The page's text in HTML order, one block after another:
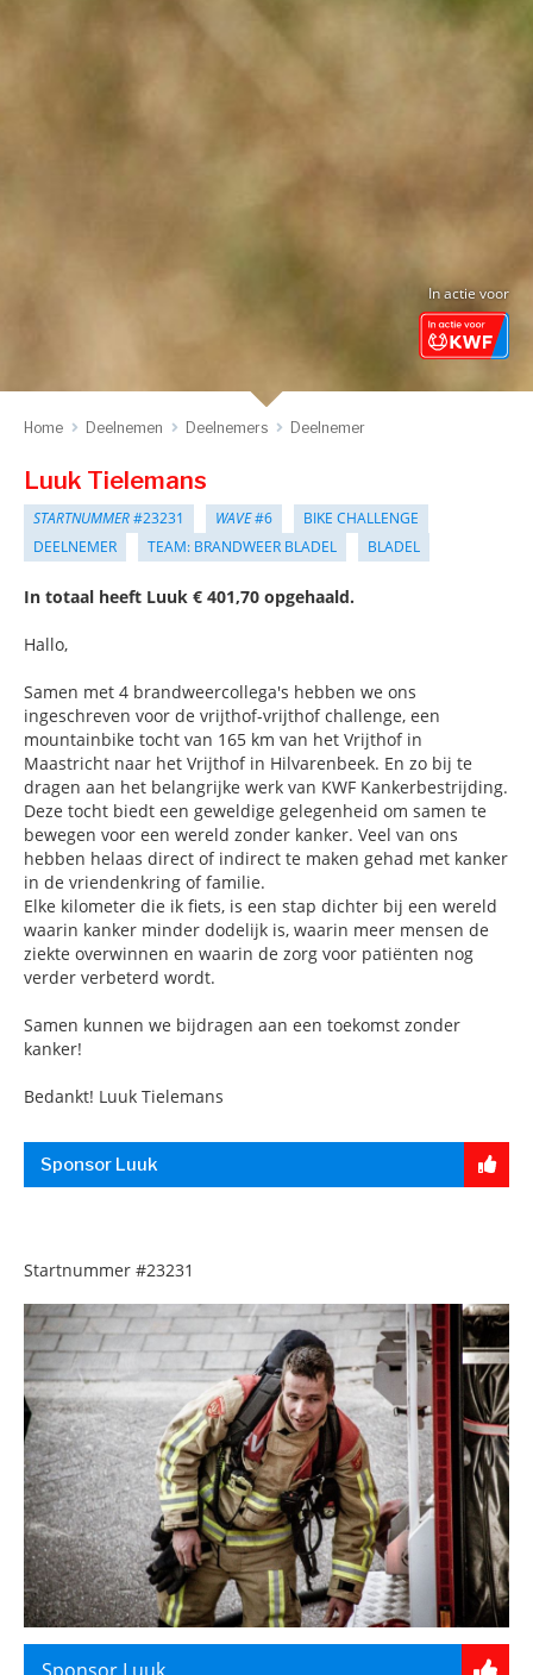
In actie voor
Home Deelnemen Deelnemers Deelnemer
Luuk Tielemans
STARTNUMMER#23231 WAVE#6
BIKE CHALLENGE
DEELNEMER
TEAM: BRANDWEER BLADEL BLADEL
In totaal heeft Luuk € 401,70 opgehaald.
Hallo,
Samen met 4 brandweercollega's hebben we ons
ingeschreven voor de vrijthof-vrijthof challenge, een
mountainbike tocht van 165 km van het Vrijthof in
Maastricht naar het Vrijthof in Hilvarenbeek. En zo bij te
dragen aan het belangrijke werk van KWF Kankerbestrijding.
Deze tocht biedt een geweldige gelegenheid om samen te
bewegen voor een wereld zonder kanker. Veel van ons
hebben helaas direct of indirect te maken gehad met kanker
in de vriendenkring of familie.
Elke kilometer die ik fiets, is een stap dichter bij een wereld
waarin kanker minder dodelijk is, waarin meer mensen de
ziekte overwinnen en waarin de zorg voor patiënten nog
verder verbeterd wordt.
Samen kunnen we bijdragen aan een toekomst zonder
kanker!
Bedankt! Luuk Tielemans
Sponsor Luuk
Startnummer #23231